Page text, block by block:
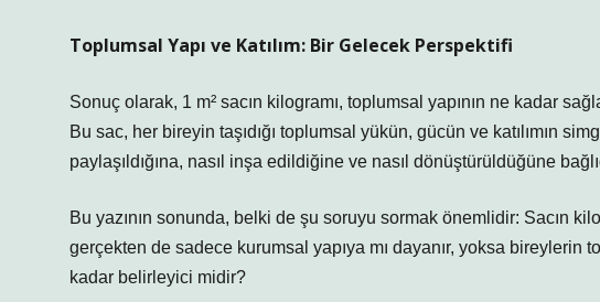
Toplumsal Yapı ve Katılım: Bir Gelecek Perspektifi
Sonuç olarak, 1 m² sacın kilogramı, toplumsal yapının ne kadar
Bu sac, her bireyin taşıdığı toplumsal yükün, gücün ve katılımın
paylaşıldığına, nasıl inşa edildiğine ve nasıl dönüştürüldüğüne
Bu yazının sonunda, belki de şu soruyu sormak önemlidir: Sacın
gerçekten de sadece kurumsal yapıya mı dayanır, yoksa bireylerin
kadar belirleyici midir?